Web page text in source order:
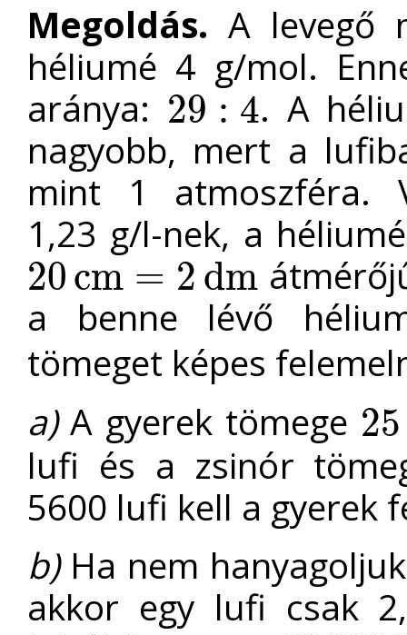
Megoldás. A levegő
héliumé 4 g/mol.
aránya: 29 : 4
29:4
. A
nagyobb, mert a
mint 1 atmoszféra.
1,23 g/l-nek, a
20cm = 2 dm
20cm =2dm
a benne lévő
tömeget képes
a)A gyerek tömege 25
25
lufi és a zsinór
5600 lufi kell a gyerek
b)Ha nem
akkor egy lufi csak